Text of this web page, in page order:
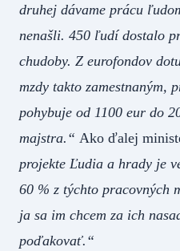
druhej dávame prácu
nenašli. 450 ľudí dostalo
chudoby. Z eurofondov
mzdy takto zamestnaným,
pohybuje od 1100 eur do
majstra.“ Ako ďalej
projekte Ľudia a hrady je
60 % z týchto pracovných
ja sa im chcem za ich
poďakovať.“